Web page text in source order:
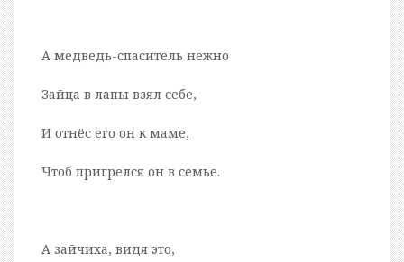
А медведь-спаситель нежно
Зайца в лапы взял себе,
И отнёс его он к маме,
Чтоб пригрелся он в семье.
А зайчиха, видя это,